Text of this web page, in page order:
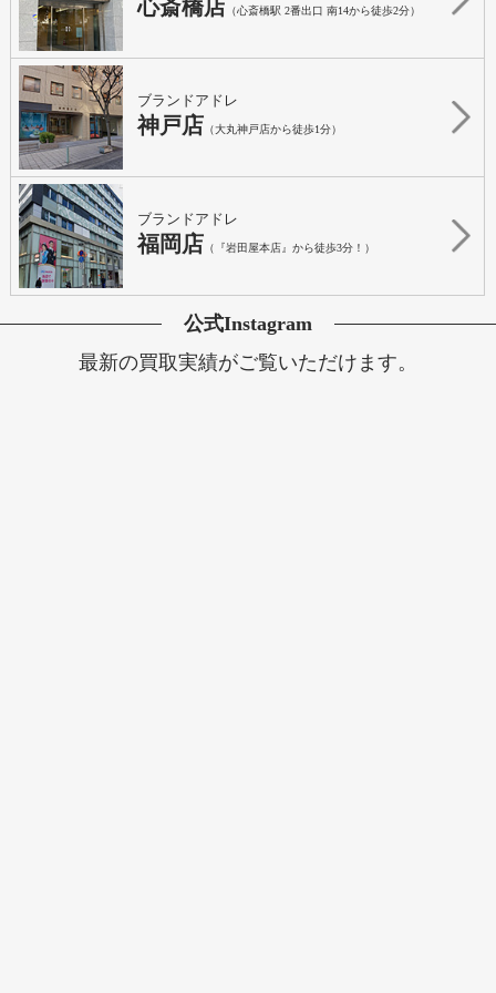
心斎橋店 （心斎橋駅 2番出口 南14から徒歩2分）
ブランドアドレ
神戸店 （大丸神戸店から徒歩1分）
ブランドアドレ
福岡店 （『岩田屋本店』から徒歩3分！）
公式Instagram
最新の買取実績がご覧いただけます。